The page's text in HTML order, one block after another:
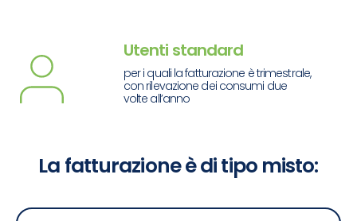
Utenti standard
per i quali la fatturazione è trimestrale,
con rilevazione dei consumi due
volte all’anno
La fatturazione è di tipo misto: